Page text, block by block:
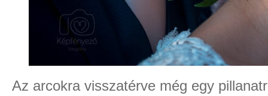
Az arcokra visszatérve még egy